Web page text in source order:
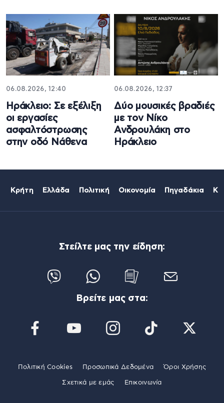
06.08.2026, 12:40
Ηράκλειο: Σε εξέλιξη
οι εργασίες
ασφαλτόστρωσης
στην οδό Νάθενα
06.08.2026, 12:37
Δύο μουσικές βραδιές
με τον Νίκο
Ανδρουλάκη στο
Ηράκλειο
Κρήτη Ελλάδα Πολιτική Οικονομία Πηγαδάκια
Στείλτε μας την είδηση:
Βρείτε μας στα:
Πολιτική Cookies Προσωπικά Δεδομένα Όροι Χρήσης
Σχετικά με εμάς Επικοινωνία